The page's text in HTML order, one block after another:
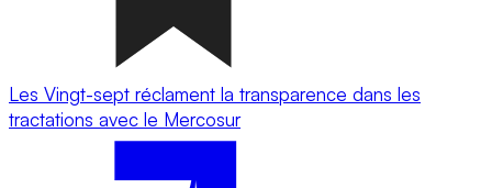
Les Vingt-sept réclament la transparence dans les
tractations avec le Mercosur